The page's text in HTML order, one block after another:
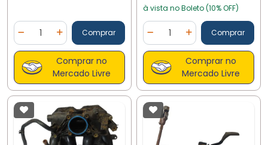
Diminuir Quantidade
Quantidade
Adicionar Quantidade
Comprar
Comprar no
Mercado Livre
à vista no Boleto (10% OFF)
Diminuir Quantidade
Quantidade
AdicionarComprar
Comprar no
Mercado Livre